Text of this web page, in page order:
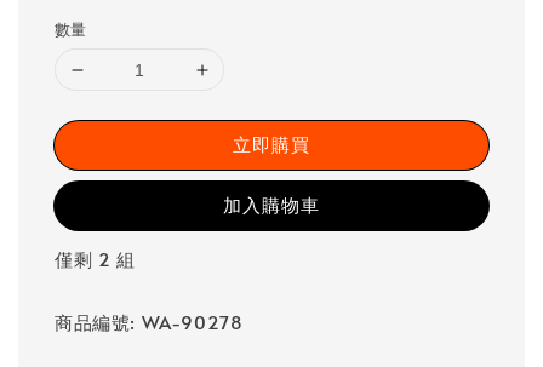
數量
立即購買
加入購物車
僅剩 2 組
商品編號: WA-90278